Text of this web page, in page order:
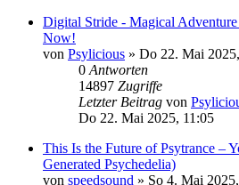
Digital Stride - Magical
Now!
von Psylicious » Do 22. Mai
0 Antworten
14897 Zugriffe
Letzter Beitrag von
Do 22. Mai 2025, 11:05
This Is the Future of Psytrance –
Generated Psychedelia)
von speedsound » So 4. Mai